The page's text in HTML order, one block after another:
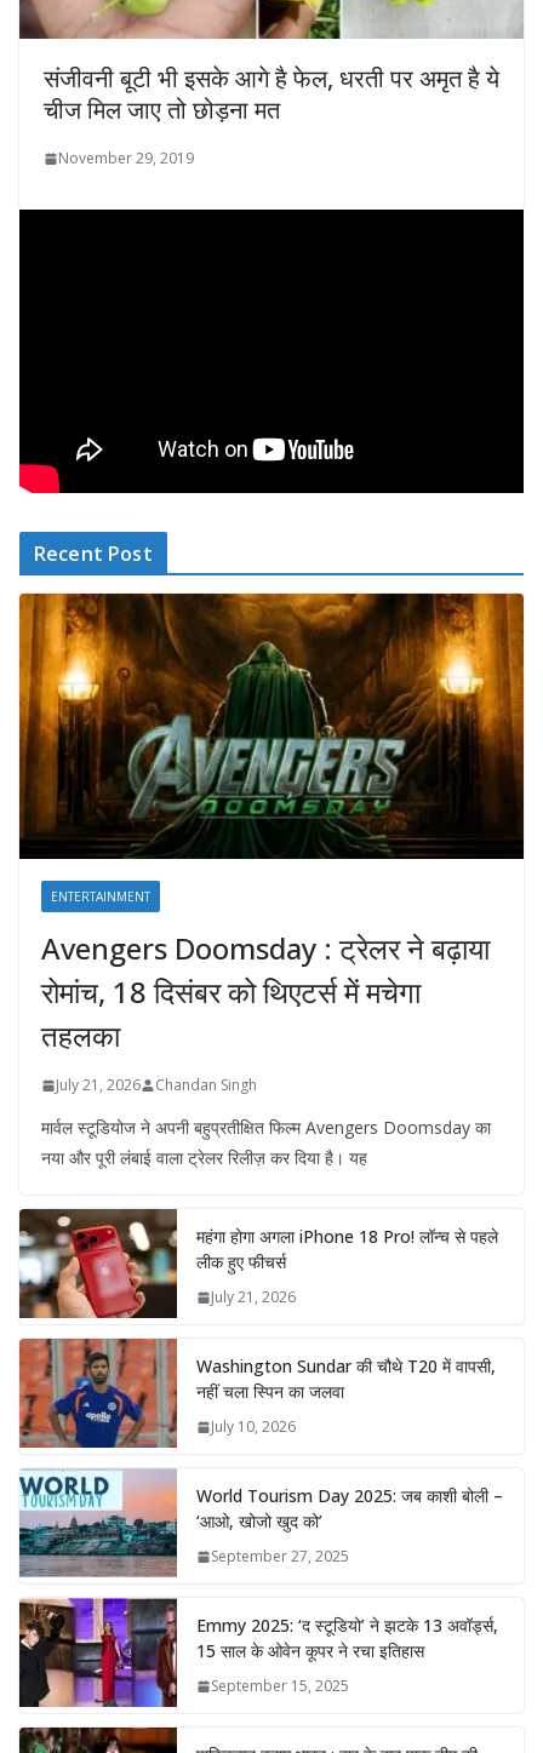
संजीवनी बूटी भी इसके आगे है फेल, धरती पर अमृत है ये
चीज मिल जाए तो छोड़ना मत
November 29, 2019
Recent Post
ENTERTAINMENT
Avengers Doomsday : ट्रेलर ने बढ़ाया
रोमांच, 18 दिसंबर को थिएटर्स में मचेगा
तहलका
July 21, 2026 Chandan Singh
मार्वल स्टूडियोज ने अपनी बहुप्रतीक्षित फिल्म Avengers Doomsday का
नया और पूरी लंबाई वाला ट्रेलर रिलीज़ कर दिया है। यह
महंगा होगा अगला iPhone 18 Pro! लॉन्च से पहले
लीक हुए फीचर्स
July 21, 2026
Washington Sundar की चौथे T20 में वापसी,
नहीं चला स्पिन का जलवा
July 10, 2026
World Tourism Day 2025: जब काशी बोली –
‘आओ, खोजो खुद को’
September 27, 2025
Emmy 2025: ‘द स्टूडियो’ ने झटके 13 अवॉर्ड्स,
15 साल के ओवेन कूपर ने रचा इतिहास
September 15, 2025